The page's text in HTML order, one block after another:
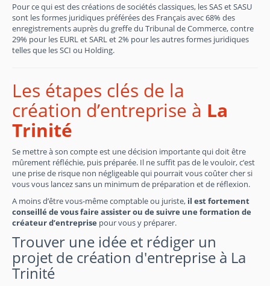
Pour ce qui est des créations de sociétés classiques, les SAS et SASU
sont les formes juridiques préférées des Français avec 68% des
enregistrements auprès du greffe du Tribunal de Commerce, contre
29% pour les EURL et SARL et 2% pour les autres formes juridiques
telles que les SCI ou Holding.
Les étapes clés de la
création d’entreprise à La
Trinité
Se mettre à son compte est une décision importante qui doit être
mûrement réfléchie, puis préparée. Il ne suffit pas de le vouloir, c’est
une prise de risque non négligeable qui pourrait vous coûter cher si
vous vous lancez sans un minimum de préparation et de réflexion.
A moins d’être vous-même comptable ou juriste, il est fortement
conseillé de vous faire assister ou de suivre une formation de
créateur d’entreprise pour vous y préparer.
Trouver une idée et rédiger un
projet de création d'entreprise à La
Trinité